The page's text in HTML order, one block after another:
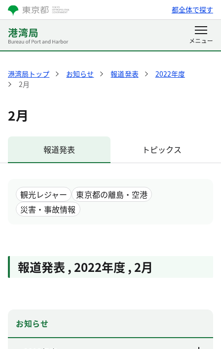
都全体で探す
港湾局トップ お知らせ 報道発表
2022年度
2月
2月
報道発表 トピックス
観光レジャー
東京都の離島・空港
災害・事故情報
報道発表 , 2022年度 , 2月
お知らせ